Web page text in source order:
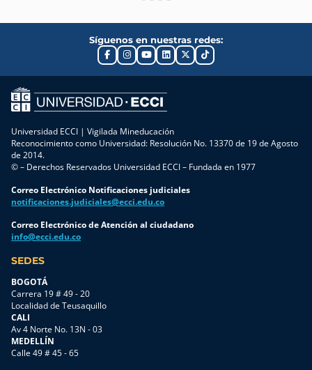
Síguenos en nuestras redes:
Universidad ECCI | Vigilada Mineducación
Reconocimiento como Universidad: Resolución No. 13370 de 19 de Agosto
de 2014.
© – Derechos Reservados Universidad ECCI – Fundada en 1977
Correo Electrónico Notificaciones judiciales
notificaciones.judiciales@ecci.edu.co
Correo Electrónico de Atención al ciudadano
info@ecci.edu.co
SEDES
BOGOTÁ
Carrera 19 # 49 - 20
Localidad de Teusaquillo
CALI
Av 4 Norte No. 13N - 03
MEDELLÍN
Calle 49 # 45 - 65